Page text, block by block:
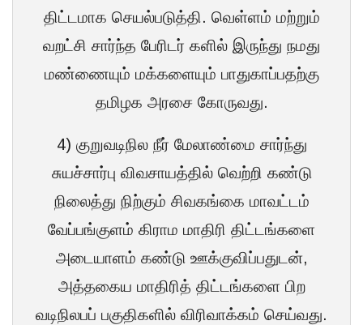
திட்டமாக செயல்படுத்தி. வெள்ளம் மற்றும்
வறட்சி சார்ந்த பேரிடர் களில் இருந்து நமது
மண்ணையும் மக்களையும் பாதுகாப்பதற்கு
தமிழக அரசை கோருவது.
4) குறுவடிநில நீர் மேலாண்மை சார்ந்து
சுயச்சார்பு விவசாயத்தில் வெற்றி கண்டு
நிலைத்து நிற்கும் சிவகங்கை மாவட்டம்
வேப்பங்குளம் கிராம மாதிரி திட்டங்களை
அடையாளம் கண்டு ஊக்குவிப்பதுடன்,
அத்தகைய மாதிரித் திட்டங்களை பிற
வடிநிலபப் பகுதிகளில் விரிவாக்கம் செய்வது.